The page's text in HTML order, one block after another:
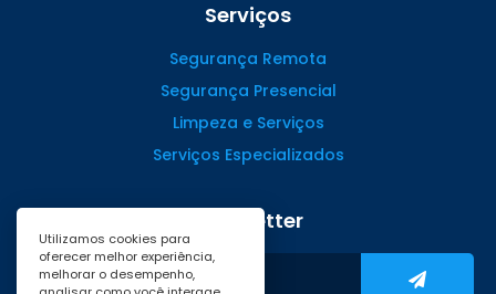
Serviços
Segurança Remota
Segurança Presencial
Limpeza e Serviços
Serviços Especializados
Newsletter
Utilizamos cookies para
oferecer melhor experiência,
melhorar o desempenho,